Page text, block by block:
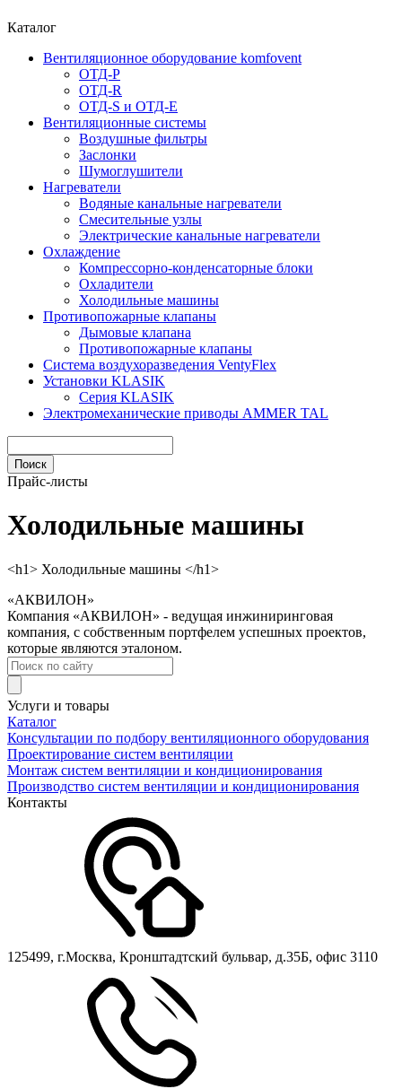
Каталог
Вентиляционное оборудование komfovent
ОТД-P
ОТД-R
ОТД-S и ОТД-E
Вентиляционные системы
Воздушные фильтры
Заслонки
Шумоглушители
Нагреватели
Водяные канальные нагреватели
Смесительные узлы
Электрические канальные нагреватели
Охлаждение
Компрессорно-конденсаторные блоки
Охладители
Холодильные машины
Противопожарные клапаны
Дымовые клапана
Противопожарные клапаны
Система воздухоразведения VentyFlex
Установки KLASIK
Серия KLASIK
Электромеханические приводы AMMER TAL
Прайс-листы
Холодильные машины
<h1> Холодильные машины </h1>
«АКВИЛОН»
Компания «АКВИЛОН» - ведущая инжиниринговая
компания, с собственным портфелем успешных проектов,
которые являются эталоном.
Услуги и товары
Каталог
Консультации по подбору вентиляционного оборудования
Проектирование систем вентиляции
Монтаж систем вентиляции и кондиционирования
Производство систем вентиляции и кондиционирования
Контакты
125499, г.Москва, Кронштадтский бульвар, д.35Б, офис 3110